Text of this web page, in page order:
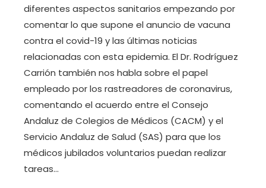
diferentes aspectos sanitarios empezando por
comentar lo que supone el anuncio de vacuna
contra el covid-19 y las últimas noticias
relacionadas con esta epidemia. El Dr. Rodríguez
Carrión también nos habla sobre el papel
empleado por los rastreadores de coronavirus,
comentando el acuerdo entre el Consejo
Andaluz de Colegios de Médicos (CACM) y el
Servicio Andaluz de Salud (SAS) para que los
médicos jubilados voluntarios puedan realizar
tareas…